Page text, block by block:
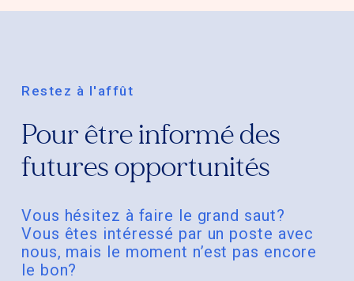
Restez à l'affût
Pour être informé des
futures opportunités
Vous hésitez à faire le grand saut?
Vous êtes intéressé par un poste avec
nous, mais le moment n’est pas encore
le bon?